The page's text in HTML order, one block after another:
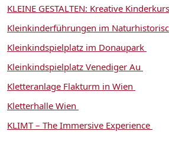
KLEINE GESTALTEN: Kreative
Kleinkinderführungen im
Kleinkindspielplatz im Donaupark
Kleinkindspielplatz Venediger Au
Kletteranlage Flakturm in Wien
Kletterhalle Wien
KLIMT – The Immersive Experience